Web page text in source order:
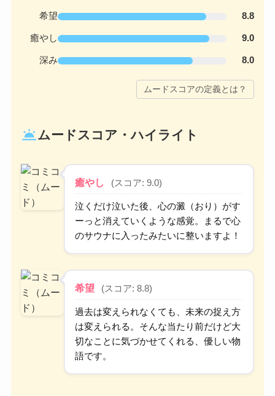
希望 8.8
癒やし 9.0
深み 8.0
ムードスコアの定義とは？
wb_twilightムードスコア・ハイライト
癒やし (スコア: 9.0)
泣くだけ泣いた後、心の澱（おり）がす
ーっと消えていくような感覚。まるで心
のサウナに入ったみたいに整いますよ！
希望 (スコア: 8.8)
過去は変えられなくても、未来の捉え方
は変えられる。そんな当たり前だけど大
切なことに気づかせてくれる、優しい物
語です。